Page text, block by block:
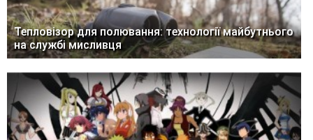
Тепловізор для полювання: технології майбутнього
на службі мисливця